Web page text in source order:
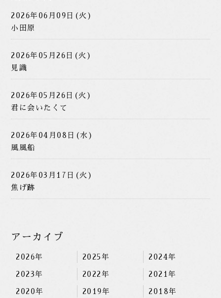
2026年06月09日(火)
小田原
2026年05月26日(火)
見識
2026年05月26日(火)
君に会いたくて
2026年04月08日(水)
風風船
2026年03月17日(火)
焦げ跡
アーカイブ
2026年 2025年 2024年
2023年 2022年 2021年
2020年 2019年 2018年